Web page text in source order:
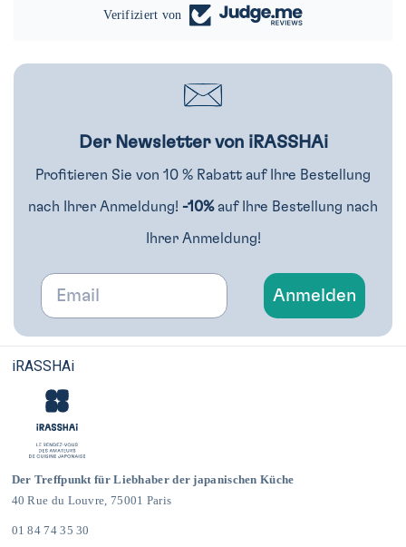
Verifiziert von
Der Newsletter von iRASSHAi
Profitieren Sie von 10 % Rabatt auf Ihre Bestellung
nach Ihrer Anmeldung! -10%auf Ihre Bestellung nach
Ihrer Anmeldung!
Email
Anmelden
iRASSHAi
Der Treffpunkt für Liebhaber der japanischen Küche
40 Rue du Louvre, 75001 Paris
01 84 74 35 30